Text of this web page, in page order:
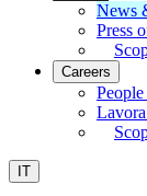
News
Press
Careers
IT